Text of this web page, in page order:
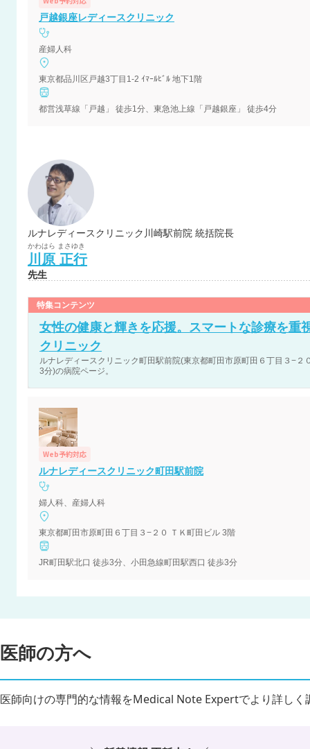
戸越銀座レディースクリニック
産婦人科
東京都品川区戸越3丁目1-2 ｲﾏｰﾙﾋﾞﾙ 地下1階
都営浅草線「戸越」 徒歩1分、東急池上線「戸越銀座」 徒歩4分
ルナレディースクリニック川崎駅前院 統括院長
かわはら まさゆき
川原 正行
先生
特集コンテンツ
女性の健康と輝きを応援。スマートな診療を重
クリニック
ルナレディースクリニック町田駅前院(東京都町田市原町田６丁目３−２
3分)の病院ページ。
Web予約対応
ルナレディースクリニック町田駅前院
婦人科、産婦人科
東京都町田市原町田６丁目３−２０ ＴＫ町田ビル 3階
JR町田駅北口 徒歩3分、小田急線町田駅西口 徒歩3分
医師の方へ
医師向けの専門的な情報をMedical Note Expertでより詳しく